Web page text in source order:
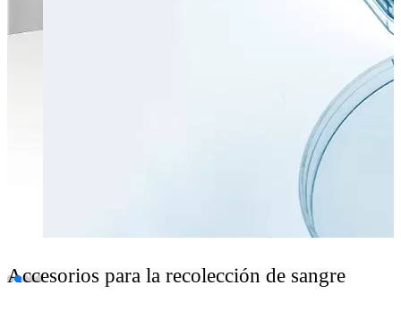
Accesorios para la recolección de sangre